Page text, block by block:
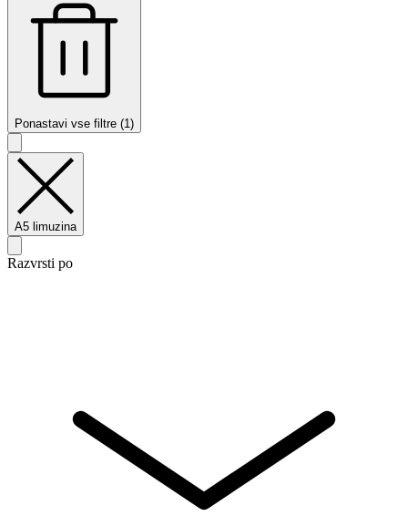
Ponastavi vse filtre (1)
A5 limuzina
Razvrsti po